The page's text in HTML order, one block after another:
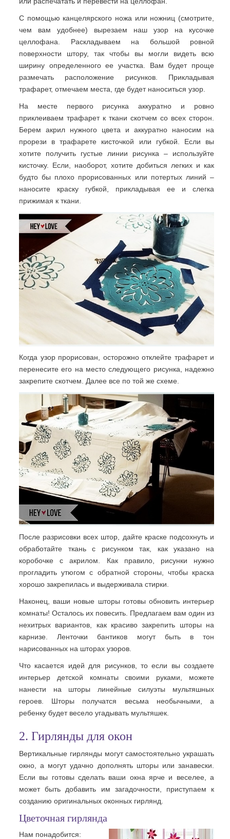
С помощью канцелярского ножа или ножниц (смотрите,
чем вам удобнее) вырезаем наш узор на кусочке
целлофана. Раскладываем на большой ровной
поверхности штору, так чтобы вы могли видеть всю
ширину определенного ее участка. Вам будет проще
размечать расположение рисунков. Прикладывая
трафарет, отмечаем места, где будет наноситься узор.
На месте первого рисунка аккуратно и ровно
приклеиваем трафарет к ткани скотчем со всех сторон.
Берем акрил нужного цвета и аккуратно наносим на
прорези в трафарете кисточкой или губкой. Если вы
хотите получить густые линии рисунка – используйте
кисточку. Если, наоборот, хотите добиться легких и как
будто бы плохо прорисованных или потертых линий –
наносите краску губкой, прикладывая ее и слегка
прижимая к ткани.
Когда узор прорисован, осторожно отклейте трафарет и
перенесите его на место следующего рисунка, надежно
закрепите скотчем. Далее все по той же схеме.
После разрисовки всех штор, дайте краске подсохнуть и
обработайте ткань с рисунком так, как указано на
коробочке с акрилом. Как правило, рисунки нужно
прогладить утюгом с обратной стороны, чтобы краска
хорошо закрепилась и выдерживала стирки.
Наконец, ваши новые шторы готовы обновить интерьер
комнаты! Осталось их повесить. Предлагаем вам один из
нехитрых вариантов, как красиво закрепить шторы на
карнизе. Ленточки бантиков могут быть в тон
нарисованных на шторах узоров.
Что касается идей для рисунков, то если вы создаете
интерьер детской комнаты своими руками, можете
нанести на шторы линейные силуэты мультяшных
героев. Шторы получатся весьма необычными, а
ребенку будет весело угадывать мультяшек.
2. Гирлянды для окон
Вертикальные гирлянды могут самостоятельно украшать
окно, а могут удачно дополнять шторы или занавески.
Если вы готовы сделать ваши окна ярче и веселее, а
может быть добавить им загадочности, приступаем к
созданию оригинальных оконных гирлянд.
Цветочная гирлянда
Нам понадобится: